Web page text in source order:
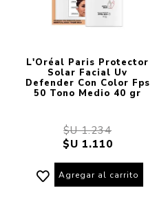
L'Oréal Paris Protector
Solar Facial Uv
Defender Con Color Fps
50 Tono Medio 40 gr
$U 1.234
$U 1.110
Agregar al carrito